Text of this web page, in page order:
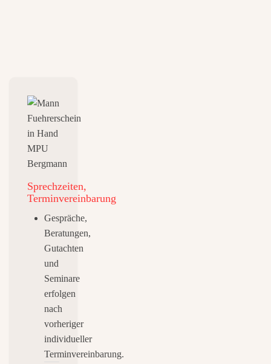
Sprechzeiten,
Terminvereinbarung
Gespräche,
Beratungen,
Gutachten
und
Seminare
erfolgen
nach
vorheriger
individueller
Terminvereinbarung.